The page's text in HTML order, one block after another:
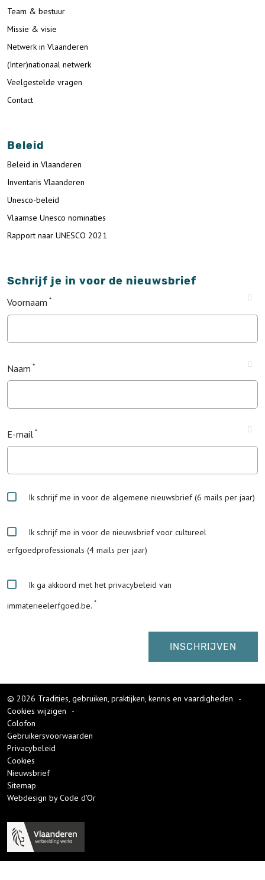
Team & bestuur
Missie & visie
Netwerk in Vlaanderen
(Inter)nationaal netwerk
Veelgestelde vragen
Contact
Beleid
Beleid in Vlaanderen
Inventaris Vlaanderen
Unesco-beleid
Vlaamse Unesco nominaties
Rapport naar UNESCO 2021
Schrijf je in voor de nieuwsbrief
Voornaam
Naam
E-mail
Ik schrijf me in voor de algemene nieuwsbrief (6 mails per jaar)
Ik schrijf me in voor de nieuwsbrief voor cultureel
erfgoedprofessionals (4 mails per jaar)
Ik ga akkoord met het privacybeleid van
immaterieelerfgoed.be.
© 2026 Tradities, gebruiken, praktijken, kennis en vaardigheden
-
Cookies wijzigen
-
Colofon
Gebruikersvoorwaarden
Privacybeleid
Cookies
Nieuwsbrief
Sitemap
Webdesign by Code d'Or